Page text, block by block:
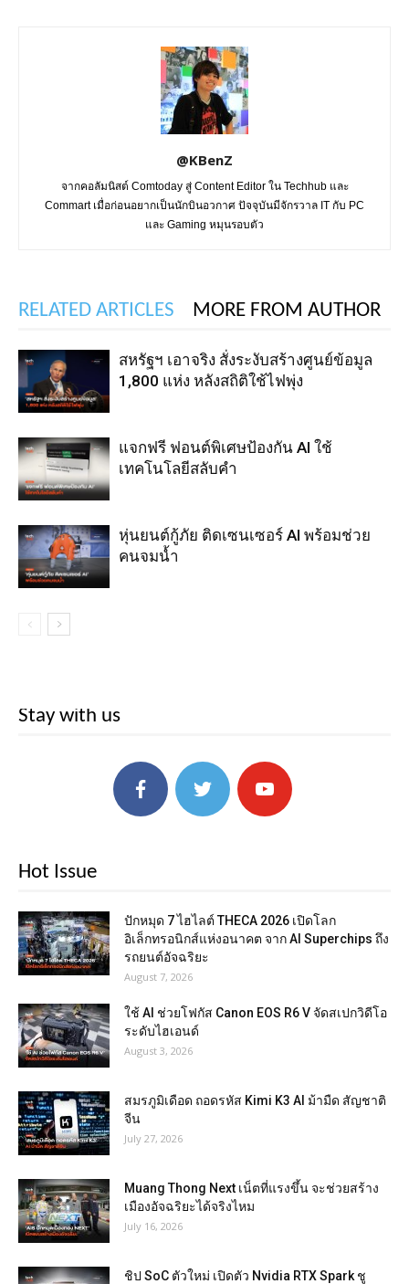
@KBenZ
จากคอลัมนิสต์ Comtoday สู่ Content Editor ใน Techhub และ
Commart เมื่อก่อนอยากเป็นนักบินอวกาศ ปัจจุบันมีจักรวาล IT กับ PC
และ Gaming หมุนรอบตัว
RELATED ARTICLES MORE FROM AUTHOR
สหรัฐฯ เอาจริง สั่งระงับสร้างศูนย์ข้อมูล
1,800 แห่ง หลังสถิติใช้ไฟพุ่ง
แจกฟรี ฟอนต์พิเศษป้องกัน AI ใช้
เทคโนโลยีสลับคำ
หุ่นยนต์กู้ภัย ติดเซนเซอร์ AI พร้อมช่วย
คนจมน้ำ
Stay with us
Hot Issue
ปักหมุด 7 ไฮไลต์ THECA 2026 เปิดโลก
อิเล็กทรอนิกส์แห่งอนาคต จาก AI Superchips ถึง
รถยนต์อัจฉริยะ
August 7, 2026
ใช้ AI ช่วยโฟกัส Canon EOS R6 V จัดสเปกวิดีโอ
ระดับไฮเอนด์
August 3, 2026
สมรภูมิเดือด ถอดรหัส Kimi K3 AI ม้ามืด สัญชาติ
จีน
July 27, 2026
Muang Thong Next เน็ตที่แรงขึ้น จะช่วยสร้าง
เมืองอัจฉริยะได้จริงไหม
July 16, 2026
ชิป SoC ตัวใหม่ เปิดตัว Nvidia RTX Spark ชู